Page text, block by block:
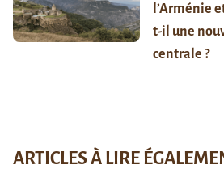
l’Arménie
t-il une
centrale ?
ARTICLES À LIRE